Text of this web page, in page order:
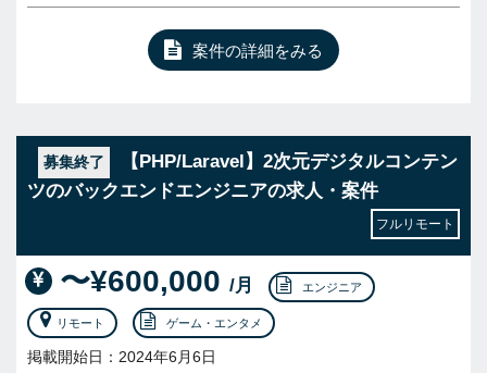
案件の詳細をみる
募集終了
【PHP/Laravel】2次元デジタルコンテン
ツのバックエンドエンジニアの求人・案件
フルリモート
〜¥600,000 /月 エンジニア
リモート ゲーム・エンタメ
掲載開始日：2024年6月6日